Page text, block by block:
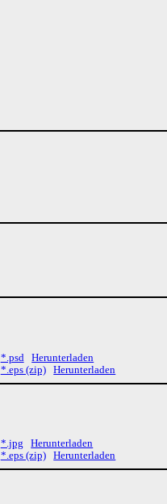
*.psd Herunterladen
*.eps (zip) Herunterladen
*.jpg Herunterladen
*.eps (zip)
Herunterladen